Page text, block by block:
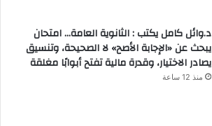
د.وائل كامل يكتب : الثانوية العامة… امتحان
يبحث عن «الإجابة الأصح» لا الصحيحة، وتنسيق
يصادر الاختيار، وقدرة مالية تفتح أبوابًا مغلقة
منذ 12 ساعة